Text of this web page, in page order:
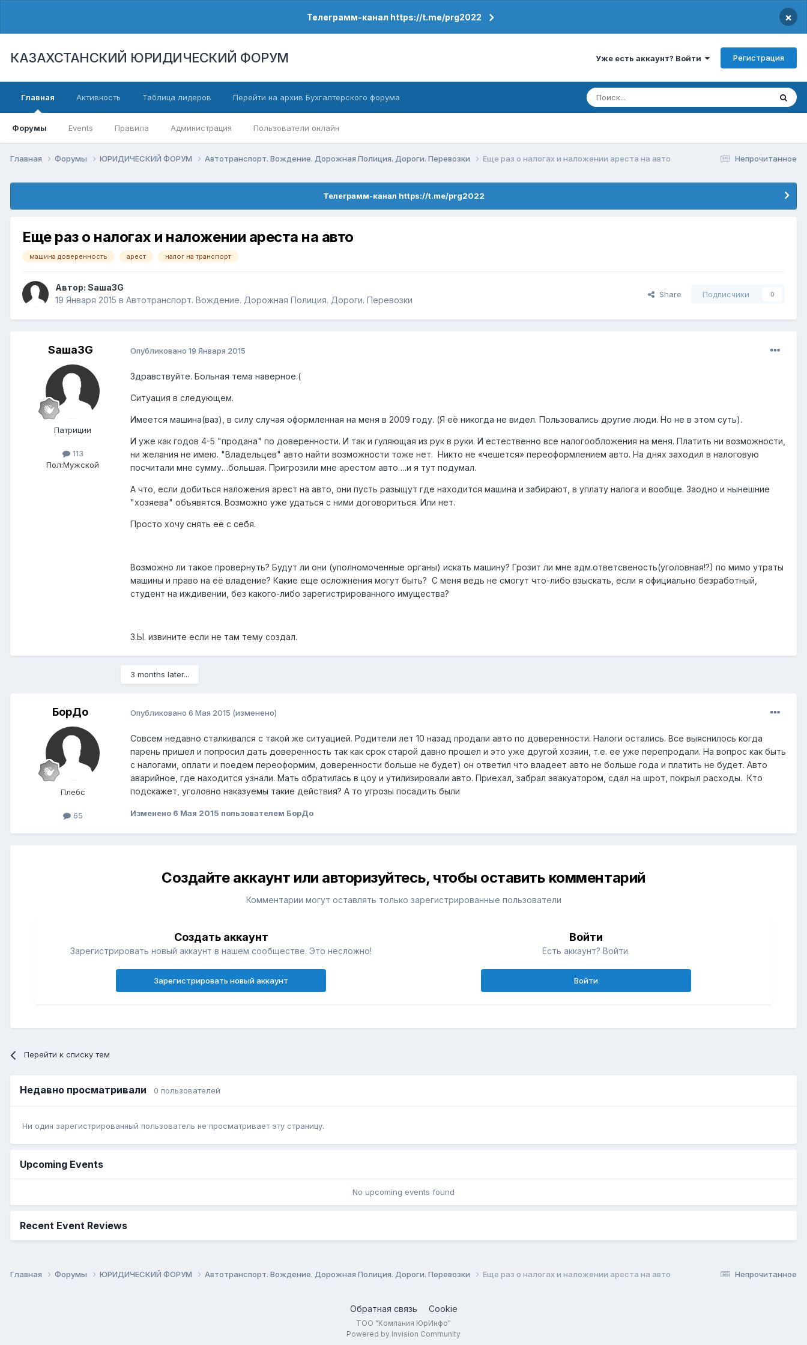
Телеграмм-канал https://t.me/prg2022 ×
КАЗАХСТАНСКИЙ ЮРИДИЧЕСКИЙ ФОРУМ Уже есть аккаунт? Войти Регистрация
Главная
Форумы Events Правила Администрация Пользователи онлайн
Активность Таблица лидеров Перейти на архив Бухгалтерского форума
Непрочитанное
Главная Форумы ЮРИДИЧЕСКИЙ ФОРУМ Автотранспорт. Вождение. Дорожная Полиция. Дороги. Перевозки Еще раз о налогах и наложении ареста на авто
Телеграмм-канал https://t.me/prg2022
Еще раз о налогах и наложении ареста на авто
машина доверенность арест налог на транспорт
Автор: Sаша3G
19 Января 2015 в Автотранспорт. Вождение. Дорожная Полиция. Дороги. Перевозки
Share Подписчики 0
Sаша3G
Патриции
113
Пол:Мужской
Опубликовано 19 Января 2015
Здравствуйте. Больная тема наверное.(
Ситуация в следующем.
Имеется машина(ваз), в силу случая оформленная на меня в 2009 году. (Я её никогда не видел. Пользовались другие люди. Но не в этом суть).
И уже как годов 4-5 "продана" по доверенности. И так и гуляющая из рук в руки. И естественно все налогообложения на меня. Платить ни возможности,
ни желания не имею. "Владельцев" авто найти возможности тоже нет. Никто не «чешется» переоформлением авто. На днях заходил в налоговую
посчитали мне сумму…большая. Пригрозили мне арестом авто….и я тут подумал.
А что, если добиться наложения арест на авто, они пусть разыщут где находится машина и забирают, в уплату налога и вообще. Заодно и нынешние
"хозяева" объявятся. Возможно уже удаться с ними договориться. Или нет.
Просто хочу снять её с себя.
Возможно ли такое провернуть? Будут ли они (уполномоченные органы) искать машину? Грозит ли мне адм.ответсвеность(уголовная!?) по мимо утраты
машины и право на её владение? Какие еще осложнения могут быть? С меня ведь не смогут что-либо взыскать, если я официально безработный,
студент на иждивении, без какого-либо зарегистрированного имущества?
З.Ы. извините если не там тему создал.
3 months later...
БорДо
Плебс
65
Опубликовано 6 Мая 2015 (изменено)
Совсем недавно сталкивался с такой же ситуацией. Родители лет 10 назад продали авто по доверенности. Налоги остались. Все выяснилось когда
парень пришел и попросил дать доверенность так как срок старой давно прошел и это уже другой хозяин, т.е. ее уже перепродали. На вопрос как быть
с налогами, оплати и поедем переоформим, доверенности больше не будет) он ответил что владеет авто не больше года и платить не будет. Авто
аварийное, где находится узнали. Мать обратилась в цоу и утилизировали авто. Приехал, забрал эвакуатором, сдал на шрот, покрыл расходы. Кто
подскажет, уголовно наказуемы такие действия? А то угрозы посадить были
Изменено 6 Мая 2015 пользователем БорДо
Создайте аккаунт или авторизуйтесь, чтобы оставить комментарий
Комментарии могут оставлять только зарегистрированные пользователи
Создать аккаунт
Зарегистрировать новый аккаунт в нашем сообществе. Это несложно!
Зарегистрировать новый аккаунт
Войти
Есть аккаунт? Войти.
Войти
Перейти к списку тем
Недавно просматривали 0 пользователей
Ни один зарегистрированный пользователь не просматривает эту страницу.
Upcoming Events
No upcoming events found
Recent Event Reviews
Непрочитанное
Главная Форумы ЮРИДИЧЕСКИЙ ФОРУМ Автотранспорт. Вождение. Дорожная Полиция. Дороги. Перевозки Еще раз о налогах и наложении ареста на авто
Обратная связь Cookie
ТОО "Компания ЮрИнфо"
Powered by Invision Community